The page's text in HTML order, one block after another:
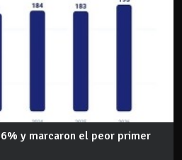
y marcaron el peor primer